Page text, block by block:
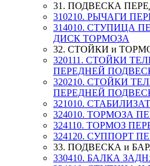
31. ПОДВЕСКА
310210. РЫЧАГИ
314010. СТУПИЦА
ДИСК ТОРМОЗА
32. СТОЙКИ и
320111. СТОЙКИ
ПЕРЕДНЕЙ
320210. СТОЙКИ
ПЕРЕДНЕЙ
321010.
324010. ТОРМОЗА
324110. ТОРМОЗ
324120. СУППОРТ
33. ПОДВЕСКА и
330410. БАЛКА